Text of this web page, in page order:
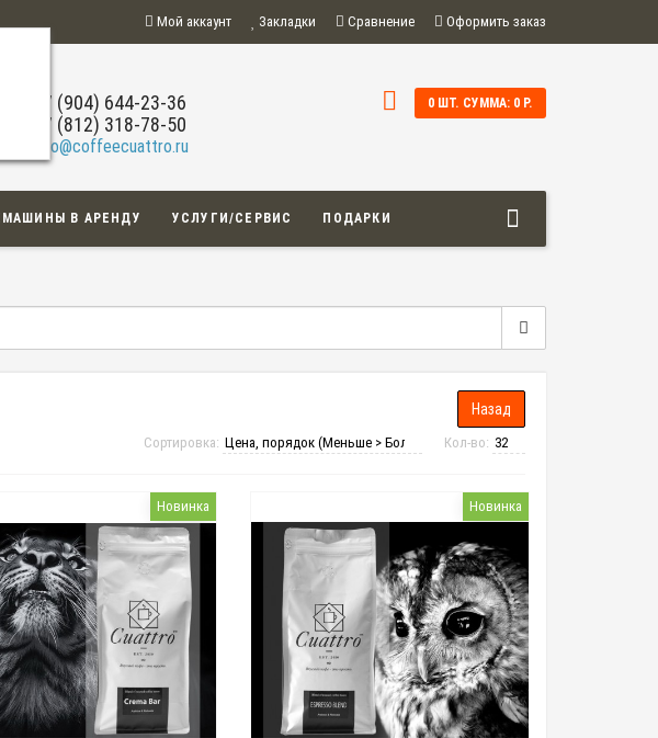
Мой аккаунт Закладки Сравнение Оформить заказ
+7 (904) 644-23-36
+7 (812) 318-78-50
info@coffeecuattro.ru
0 ШТ. СУММА: 0 Р.
В АРЕНДУ УСЛУГИ/СЕРВИС ПОДАРКИ
Кол-во:
Сортировка:
Новинка Новинка